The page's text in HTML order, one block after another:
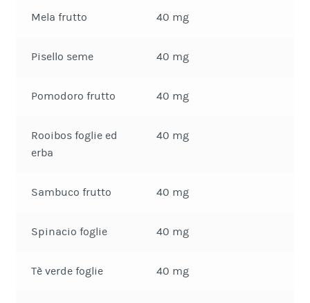
Mela frutto 40 mg
Pisello seme 40 mg
Pomodoro frutto 40 mg
Rooibos foglie ed
erba
40 mg
Sambuco frutto 40 mg
Spinacio foglie 40 mg
Tè verde foglie 40 mg